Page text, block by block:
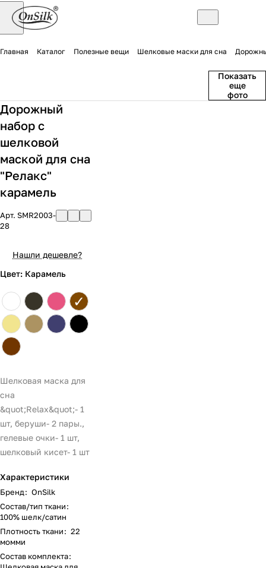
Главная Каталог Полезные вещи Шелковые маски для сна
Показать
еще
фото
Дорожный
набор с
шелковой
маской для сна
"Релакс"
карамель
Арт. SMR2003-
28
Нашли дешевле?
Цвет: Карамель
✓
Шелковая маска для
сна
&quot;Relax&quot;- 1
шт, беруши- 2 пары.,
гелевые очки- 1 шт,
шелковый кисет- 1 шт
Характеристики
Бренд: OnSilk
Состав/тип ткани:
100% шелк/сатин
Плотность ткани: 22
момми
Состав комплекта: